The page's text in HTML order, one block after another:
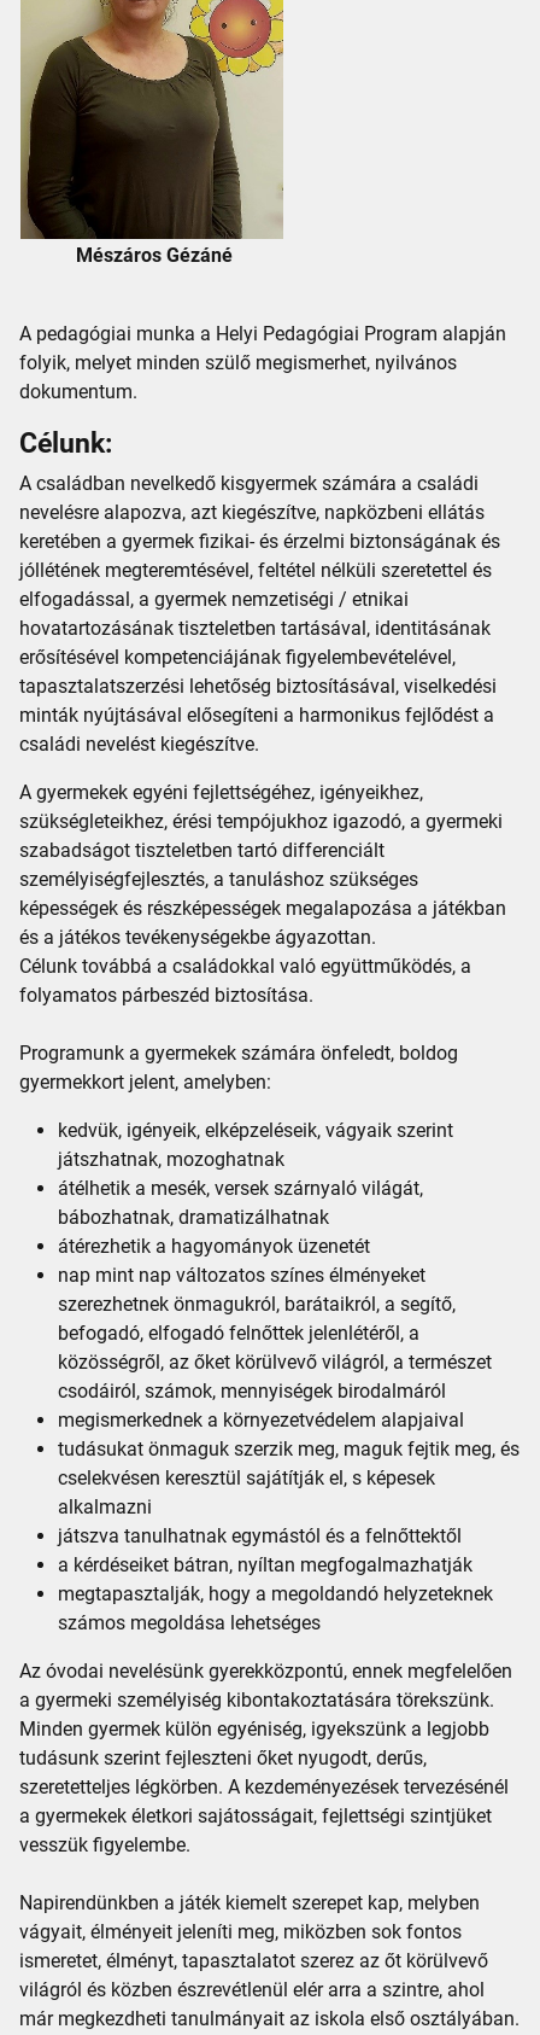
Mészáros Gézáné
A pedagógiai munka a Helyi Pedagógiai Program alapján
folyik, melyet minden szülő megismerhet, nyilvános
dokumentum.
Célunk:
A családban nevelkedő kisgyermek számára a családi
nevelésre alapozva, azt kiegészítve, napközbeni ellátás
keretében a gyermek fizikai- és érzelmi biztonságának és
jóllétének megteremtésével, feltétel nélküli szeretettel és
elfogadással, a gyermek nemzetiségi / etnikai
hovatartozásának tiszteletben tartásával, identitásának
erősítésével kompetenciájának figyelembevételével,
tapasztalatszerzési lehetőség biztosításával, viselkedési
minták nyújtásával elősegíteni a harmonikus fejlődést a
családi nevelést kiegészítve.
A gyermekek egyéni fejlettségéhez, igényeikhez,
szükségleteikhez, érési tempójukhoz igazodó, a gyermeki
szabadságot tiszteletben tartó differenciált
személyiségfejlesztés, a tanuláshoz szükséges
képességek és részképességek megalapozása a játékban
és a játékos tevékenységekbe ágyazottan.
Célunk továbbá a családokkal való együttműködés, a
folyamatos párbeszéd biztosítása.
Programunk a gyermekek számára önfeledt, boldog
gyermekkort jelent, amelyben:
kedvük, igényeik, elképzeléseik, vágyaik szerint
játszhatnak, mozoghatnak
átélhetik a mesék, versek szárnyaló világát,
bábozhatnak, dramatizálhatnak
átérezhetik a hagyományok üzenetét
nap mint nap változatos színes élményeket
szerezhetnek önmagukról, barátaikról, a segítő,
befogadó, elfogadó felnőttek jelenlétéről, a
közösségről, az őket körülvevő világról, a természet
csodáiról, számok, mennyiségek birodalmáról
megismerkednek a környezetvédelem alapjaival
tudásukat önmaguk szerzik meg, maguk fejtik meg, és
cselekvésen keresztül sajátítják el, s képesek
alkalmazni
játszva tanulhatnak egymástól és a felnőttektől
a kérdéseiket bátran, nyíltan megfogalmazhatják
megtapasztalják, hogy a megoldandó helyzeteknek
számos megoldása lehetséges
Az óvodai nevelésünk gyerekközpontú, ennek megfelelően
a gyermeki személyiség kibontakoztatására törekszünk.
Minden gyermek külön egyéniség, igyekszünk a legjobb
tudásunk szerint fejleszteni őket nyugodt, derűs,
szeretetteljes légkörben. A kezdeményezések tervezésénél
a gyermekek életkori sajátosságait, fejlettségi szintjüket
vesszük figyelembe.
Napirendünkben a játék kiemelt szerepet kap, melyben
vágyait, élményeit jeleníti meg, miközben sok fontos
ismeretet, élményt, tapasztalatot szerez az őt körülvevő
világról és közben észrevétlenül elér arra a szintre, ahol
már megkezdheti tanulmányait az iskola első osztályában.